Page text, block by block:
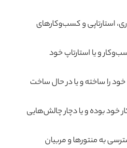
استارتاپی و کسب‌وکارهای
و یا استارتاپ خود
خود را ساخته و یا در حال ساخت
خود بوده و یا دچار چالش‌هایی
به منتورها و مربیان